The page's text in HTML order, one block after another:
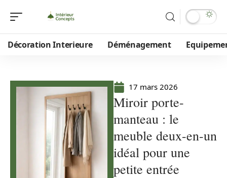
Décoration Interieure Déménagement
17 mars 2026
Miroir porte-
manteau : le
meuble deux-en-un
idéal pour une
petite entrée